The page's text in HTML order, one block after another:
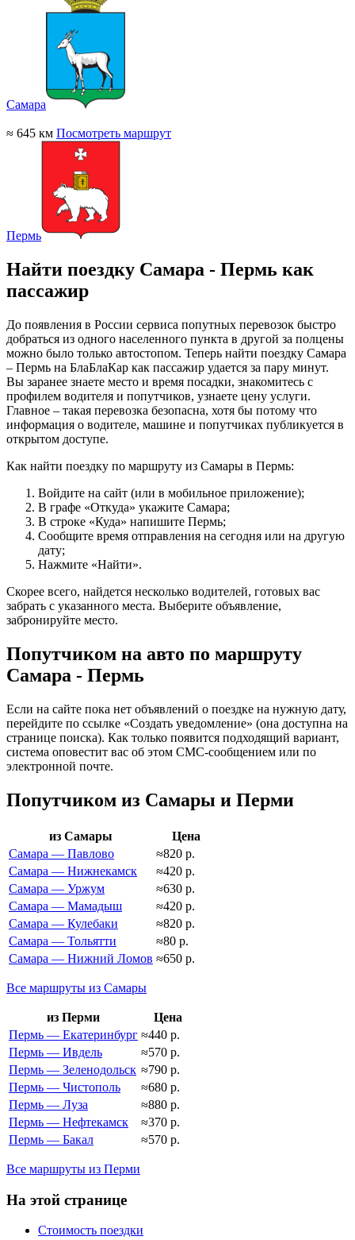
Самара
≈ 645 км Посмотреть маршрут
Пермь
Найти поездку Самара - Пермь как
пассажир
До появления в России сервиса попутных перевозок быстро
добраться из одного населенного пункта в другой за полцены
можно было только автостопом. Теперь найти поездку Самара
– Пермь на БлаБлаКар как пассажир удается за пару минут.
Вы заранее знаете место и время посадки, знакомитесь с
профилем водителя и попутчиков, узнаете цену услуги.
Главное – такая перевозка безопасна, хотя бы потому что
информация о водителе, машине и попутчиках публикуется в
открытом доступе.
Как найти поездку по маршруту из Самары в Пермь:
Войдите на сайт (или в мобильное приложение);
В графе «Откуда» укажите Самара;
В строке «Куда» напишите Пермь;
Сообщите время отправления на сегодня или на другую
дату;
Нажмите «Найти».
Скорее всего, найдется несколько водителей, готовых вас
забрать с указанного места. Выберите объявление,
забронируйте место.
Попутчиком на авто по маршруту
Самара - Пермь
Если на сайте пока нет объявлений о поездке на нужную дату,
перейдите по ссылке «Создать уведомление» (она доступна на
странице поиска). Как только появится подходящий вариант,
система оповестит вас об этом СМС-сообщением или по
электронной почте.
Попутчиком из Самары и Перми
из Самары
Цена
Самара — Павлово
≈820 р.
Самара — Нижнекамск
≈420 р.
Самара — Уржум
≈630 р.
Самара — Мамадыш
≈420 р.
Самара — Кулебаки
≈820 р.
Самара — Тольятти
≈80 р.
Самара — Нижний Ломов ≈650 р.
Все маршруты из Самары
из Перми
Цена
Пермь — Екатеринбург ≈440 р.
Пермь — Ивдель
≈570 р.
Пермь — Зеленодольск ≈790 р.
Пермь — Чистополь
≈680 р.
Пермь — Луза
≈880 р.
Пермь — Нефтекамск
≈370 р.
Пермь — Бакал
≈570 р.
Все маршруты из Перми
На этой странице
Стоимость поездки